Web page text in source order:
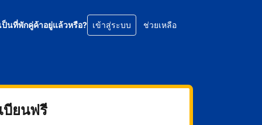
ป็นที่พักคู่ค้าอยู่แล้วหรือ? เข้าสู่ระบบ ช่วยเหลือ
บียนฟรี